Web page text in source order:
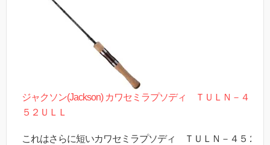
ジャクソン(Jackson) カワセミラプソディ ＴＵＬＮ－４
５２ＵＬＬ
これはさらに短いカワセミラプソディ ＴＵＬＮ－４５２